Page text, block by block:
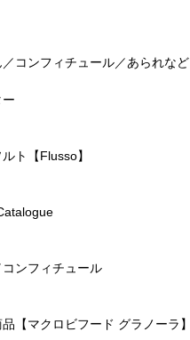
／コンフィチュール／あられなど
ト【Flusso】
ンフィチュール
【マクロビフード グラノーラ】